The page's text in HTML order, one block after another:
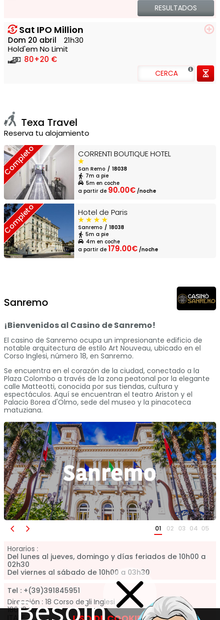
RESULTADOS
Dom 20 abril 21h30
Sat IPO Million
Hold'em No Limit
80+20 €
CERCA
Texa Travel
Reserva tu alojamiento
Completo CORRENTI BOUTIQUE HOTEL
San Remo
18038
7m a pie
5m en coche
a partir de 90.00€ /noche
Completo Hotel de Paris
Sanremo
18038
5m a pie
4m en coche
a partir de 179.00€ /noche
Sanremo
¡Bienvenidos al Casino de Sanremo!
El casino de Sanremo ocupa un impresionante edificio de
notable arquitectura de estilo Art Nouveau, ubicado en el
Corso Inglesi, número 18, en Sanremo.
Se encuentra en el corazón de la ciudad, conectado a la
Plaza Colombo a través de la zona peatonal por la elegante
calle Matteotti, conocida por sus tiendas, cultura y
espectáculos. Aquí se encuentran el teatro Ariston y el
Palacio Borea d'Olmo, sede del museo y la pinacoteca
matuziana.
01 02 03 04 05
Horarios :
Del lunes al jueves, domingo y días feriados de 10h00 a
02h30
Del viernes al sábado de 10h00 a 03h30
Tel : +(39)391845951
Dirección : 18 Corso degli Inglesi
18038Sanremo
ITALIE
Besoin